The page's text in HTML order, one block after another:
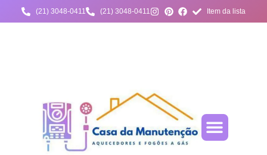
(21) 3048-0411 (21) 3048-0411 Item da lista